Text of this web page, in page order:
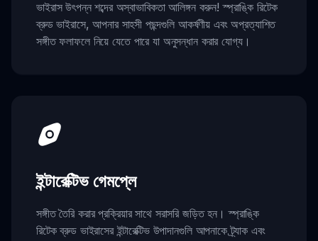
ভাইরাস উৎপন্ন শব্দের অস্বাভাবিকতা আলিঙ্গন করুন! স্প্রাঙ্কি রিটেক
ব্রুড ভাইরাসে, আপনার সাহসী পছন্দগুলি আকর্ষণীয় এবং অপ্রত্যাশিত
সঙ্গীত ফলাফলে নিয়ে যেতে পারে যা অনুসন্ধান করার যোগ্য।
ইন্টারেক্টিভ গেমপ্লে
সঙ্গীত তৈরি করার প্রক্রিয়ার সাথে সরাসরি জড়িত হন। স্প্রাঙ্কি
রিটেক ব্রুড ভাইরাসের ইন্টারেক্টিভ উপাদানগুলি আপনাকে ট্র্যাক এবং